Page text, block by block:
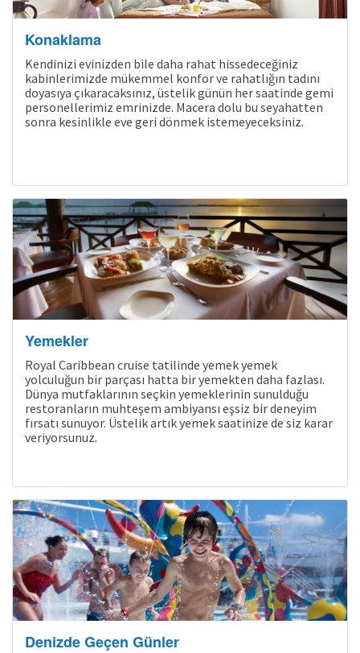
Konaklama
Kendinizi evinizden bile daha rahat hissedeceğiniz
kabinlerimizde mükemmel konfor ve rahatlığın tadını
doyasıya çıkaracaksınız, üstelik günün her saatinde gemi
personellerimiz emrinizde. Macera dolu bu seyahatten
sonra kesinlikle eve geri dönmek istemeyeceksiniz.
Yemekler
Royal Caribbean cruise tatilinde yemek yemek
yolculuğun bir parçası hatta bir yemekten daha fazlası.
Dünya mutfaklarının seçkin yemeklerinin sunulduğu
restoranların muhteşem ambiyansı eşsiz bir deneyim
fırsatı sunuyor. Üstelik artık yemek saatinize de siz karar
veriyorsunuz.
Denizde Geçen Günler